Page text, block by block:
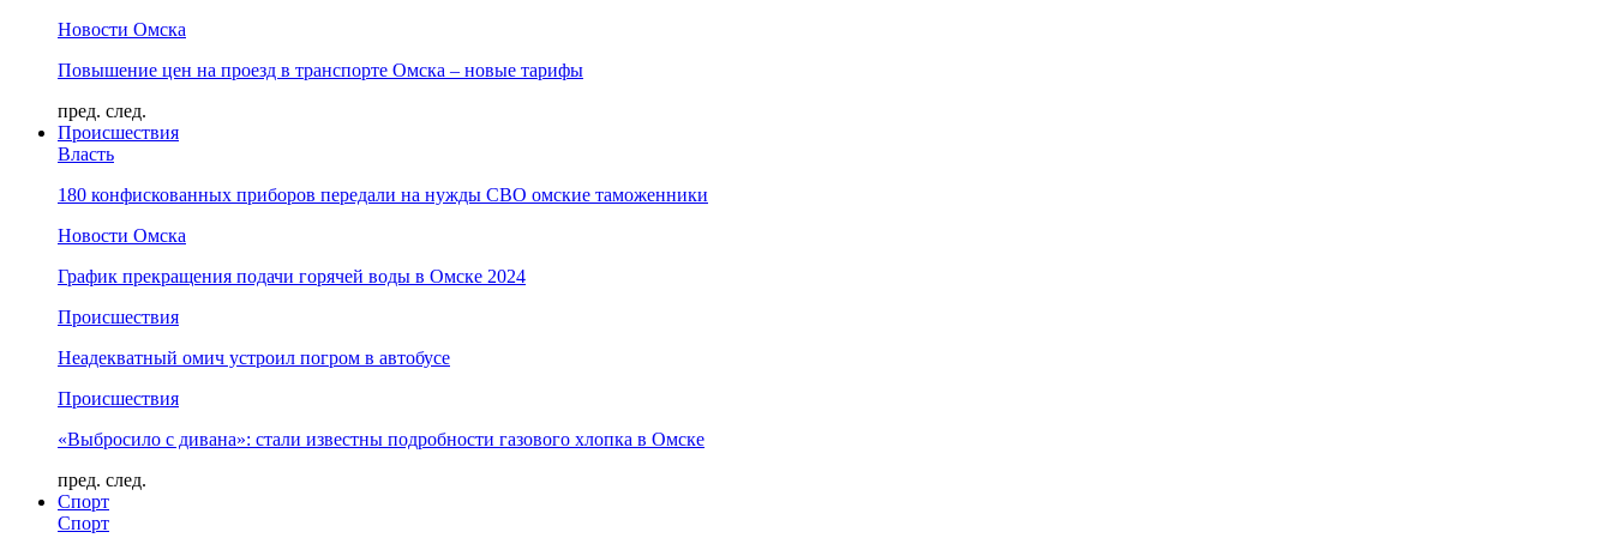
Новости Омска
Повышение цен на проезд в транспорте Омска – новые тарифы
пред. след.
Происшествия
Власть
180 конфискованных приборов передали на нужды СВО омские таможенники
Новости Омска
График прекращения подачи горячей воды в Омске 2024
Происшествия
Неадекватный омич устроил погром в автобусе
Происшествия
«Выбросило с дивана»: стали известны подробности газового хлопка в Омске
пред. след.
Спорт
Спорт